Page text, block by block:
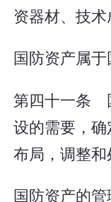
资器材、技术
国防资产属于
第四十一条
设的需要，
布局，调整和
国防资产的